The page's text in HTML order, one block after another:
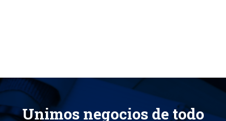
Unimos negocios de todo